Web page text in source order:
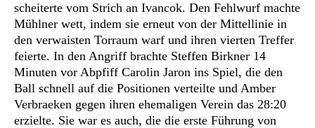
scheiterte vom Strich an Ivancok. Den Fehlwurf machte
Mühlner wett, indem sie erneut von der Mittellinie in
den verwaisten Torraum warf und ihren vierten Treffer
feierte. In den Angriff brachte Steffen Birkner 14
Minuten vor Abpfiff Carolin Jaron ins Spiel, die den
Ball schnell auf die Positionen verteilte und Amber
Verbraeken gegen ihren ehemaligen Verein das 28:20
erzielte. Sie war es auch, die die erste Führung von